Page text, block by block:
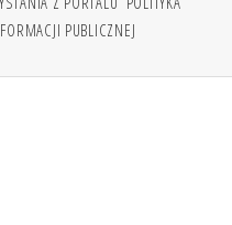
PUBLICZNEJ